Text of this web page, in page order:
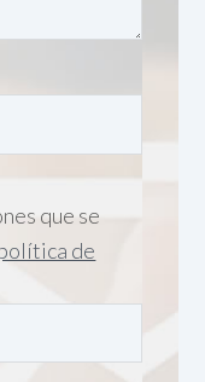
que se
de